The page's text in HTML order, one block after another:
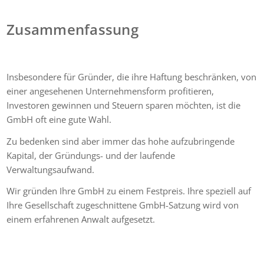
Zusammenfassung
Insbesondere für Gründer, die ihre Haftung beschränken, von
einer angesehenen Unternehmensform profitieren,
Investoren gewinnen und Steuern sparen möchten, ist die
GmbH oft eine gute Wahl.
Zu bedenken sind aber immer das hohe aufzubringende
Kapital, der Gründungs- und der laufende
Verwaltungsaufwand.
Wir gründen Ihre GmbH zu einem Festpreis. Ihre speziell auf
Ihre Gesellschaft zugeschnittene GmbH-Satzung wird von
einem erfahrenen Anwalt aufgesetzt.